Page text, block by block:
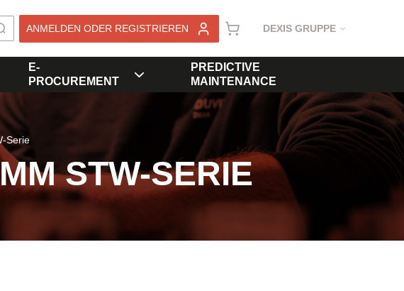
ANMELDEN ODER REGISTRIEREN DEXIS GRUPPE
E-
PROCUREMENT
PREDICTIVE
MAINTENANCE
Serie
STW-SERIE